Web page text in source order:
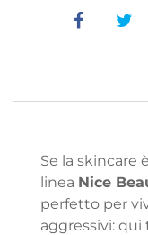
Se la skincare
linea Nice
perfetto per
aggressivi: qui